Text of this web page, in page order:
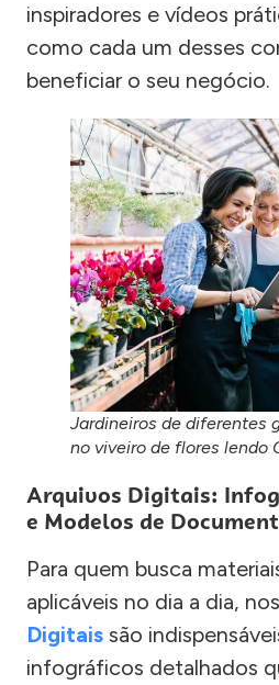
inspiradores e vídeos
como cada um desses
beneficiar o seu negócio.
Jardineiros de diferentes
no viveiro de flores lendo
Arquivos Digitais:
e Modelos de
Para quem busca
aplicáveis no dia a dia,
Digitais são
infográficos detalhados